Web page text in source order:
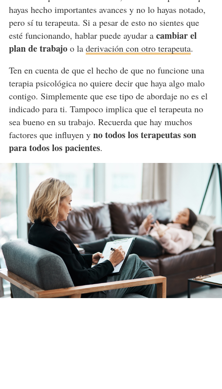
hayas hecho importantes avances y no lo hayas notado,
pero sí tu terapeuta. Si a pesar de esto no sientes que
esté funcionando, hablar puede ayudar a cambiar el
plan de trabajoo la derivación con otro terapeuta.
Ten en cuenta de que el hecho de que no funcione una
terapia psicológica no quiere decir que haya algo malo
contigo. Simplemente que ese tipo de abordaje no es el
indicado para ti. Tampoco implica que el terapeuta no
sea bueno en su trabajo. Recuerda que hay muchos
factores que influyen y no todos los terapeutas son
para todos los pacientes.